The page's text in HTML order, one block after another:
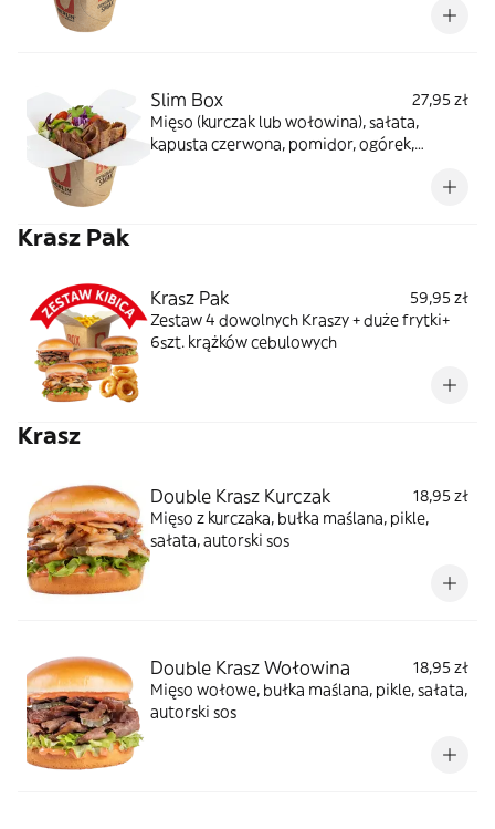
Slim Box
27,95 zł
Mięso (kurczak lub wołowina), sałata,
kapusta czerwona, pomidor, ogórek,
Krasz Pak
Krasz Pak
59,95 zł
Zestaw 4 dowolnych Kraszy + duże frytki+
6szt. krążków cebulowych
Krasz
Double Krasz Kurczak
18,95 zł
Mięso z kurczaka, bułka maślana, pikle,
sałata, autorski sos
Double Krasz Wołowina
18,95 zł
Mięso wołowe, bułka maślana, pikle, sałata,
autorski sos